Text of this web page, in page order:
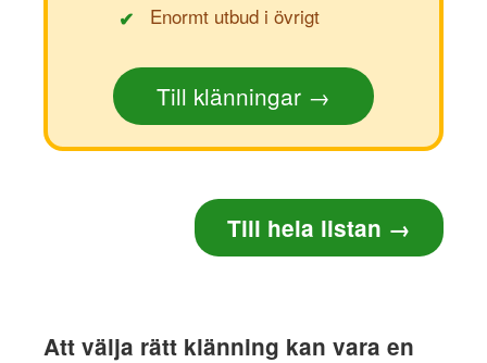
✔ Enormt utbud i övrigt
Till klänningar →
Till hela listan →
Att välja rätt klänning kan vara en